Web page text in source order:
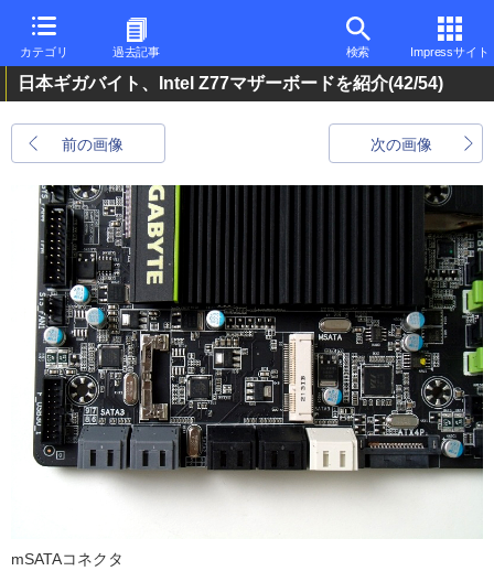
カテゴリ 過去記事 検索 Impressサイト
日本ギガバイト、Intel Z77マザーボードを紹介(42/54)
前の画像 次の画像
mSATAコネクタ